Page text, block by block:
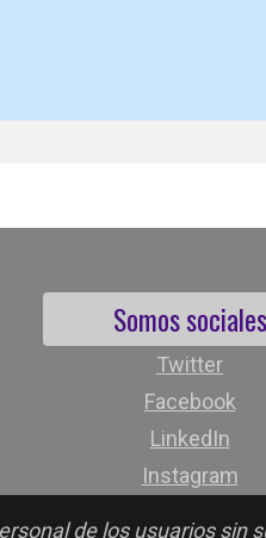
de los usuarios sin
Somos sociales
Twitter
Facebook
LinkedIn
Instagram